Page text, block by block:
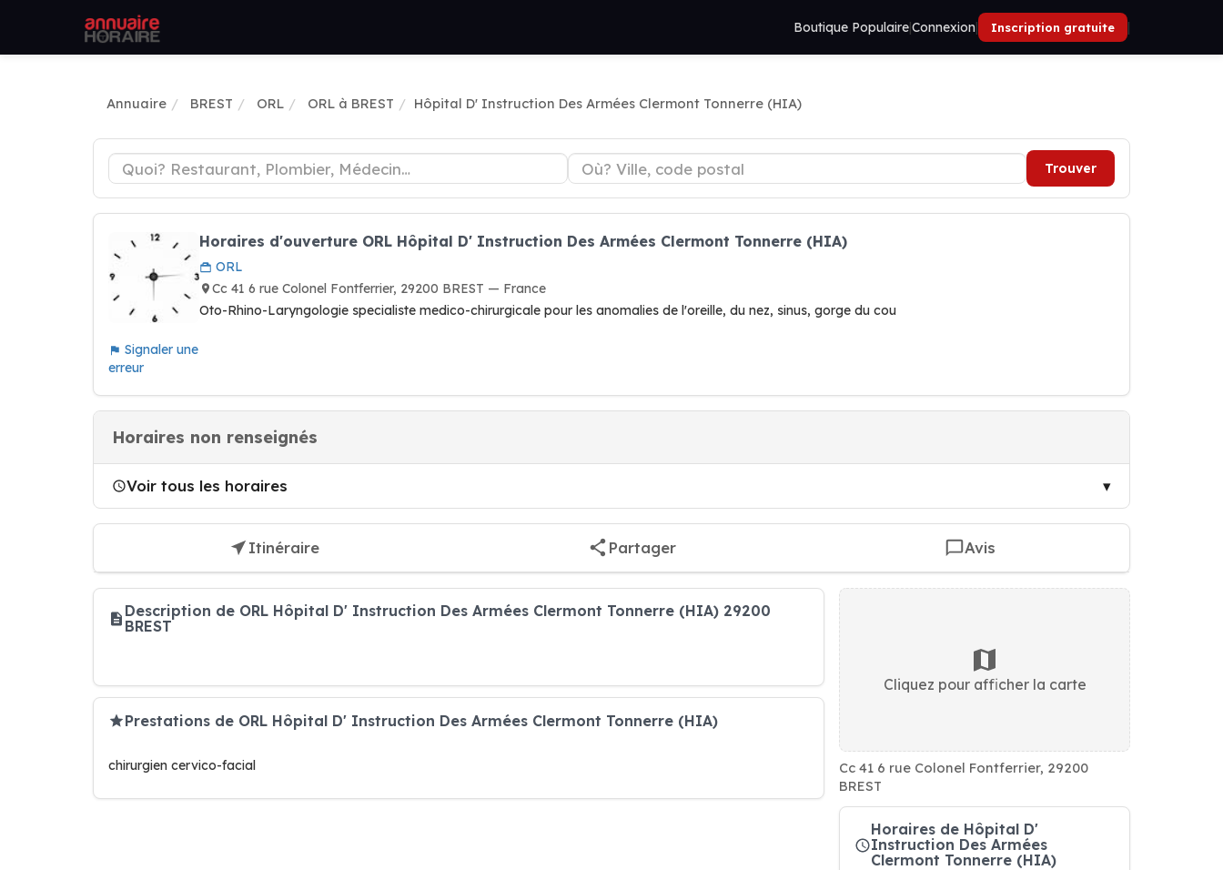
Boutique Populaire|Connexion| Inscription gratuite |
Annuaire BREST ORL ORL à BREST Hôpital D' Instruction Des Armées Clermont Tonnerre (HIA)
Trouver
Signaler une
erreur
Horaires d'ouverture ORL Hôpital D' Instruction Des Armées Clermont Tonnerre (HIA)
ORL
Cc 41 6 rue Colonel Fontferrier, 29200 BREST — France
Oto-Rhino-Laryngologie specialiste medico-chirurgicale pour les anomalies de l'oreille, du nez, sinus, gorge du cou
Horaires non renseignés
Voir tous les horaires
Itinéraire Partager Avis
Description de ORL Hôpital D' Instruction Des Armées Clermont Tonnerre (HIA) 29200
BREST
Prestations de ORL Hôpital D' Instruction Des Armées Clermont Tonnerre (HIA)
chirurgien cervico-facial
Cliquez pour afficher la carte
Cc 41 6 rue Colonel Fontferrier, 29200
BREST
Horaires de Hôpital D'
Instruction Des Armées
Clermont Tonnerre (HIA)